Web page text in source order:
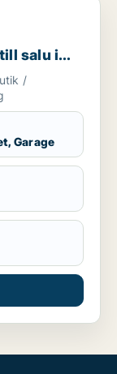
eller garage
salu i
/
Garage